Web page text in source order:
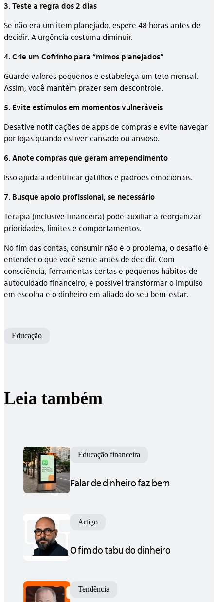
3. Teste a regra dos 2 dias
Se não era um item planejado, espere 48 horas antes de
decidir. A urgência costuma diminuir.
4. Crie um Cofrinho para “mimos planejados”
Guarde valores pequenos e estabeleça um teto mensal.
Assim, você mantém prazer sem descontrole.
5. Evite estímulos em momentos vulneráveis
Desative notificações de apps de compras e evite navegar
por lojas quando estiver cansado ou ansioso.
6. Anote compras que geram arrependimento
Isso ajuda a identificar gatilhos e padrões emocionais.
7. Busque apoio profissional, se necessário
Terapia (inclusive financeira) pode auxiliar a reorganizar
prioridades, limites e comportamentos.
No fim das contas, consumir não é o problema, o desafio é
entender o que você sente antes de decidir. Com
consciência, ferramentas certas e pequenos hábitos de
autocuidado financeiro, é possível transformar o impulso
em escolha e o dinheiro em aliado do seu bem-estar.
Educação
Leia também
Educação financeira
Falar de dinheiro faz bem
Artigo
O fim do tabu do dinheiro
Tendência